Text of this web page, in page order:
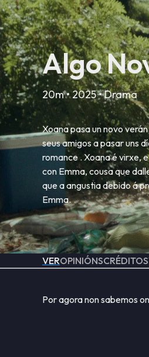
Algo
20m • 2025 • Drama
Xoana pasa un novo
seus amigos a pasar uns
romance . Xoana é virxe,
con Emma, cousa que
que a angustia debido á
Emma.
VEROPINIÓNSCRÉDITOS
Por agora non sabemos